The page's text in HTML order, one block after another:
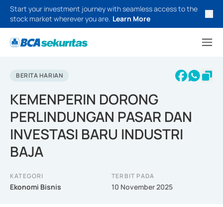
Start your investment journey with seamless access to the
stock market wherever you are. Learn More
BERITA HARIAN
KEMENPERIN DORONG
PERLINDUNGAN PASAR DAN
INVESTASI BARU INDUSTRI
BAJA
KATEGORI
Ekonomi Bisnis
TERBIT PADA
10 November 2025